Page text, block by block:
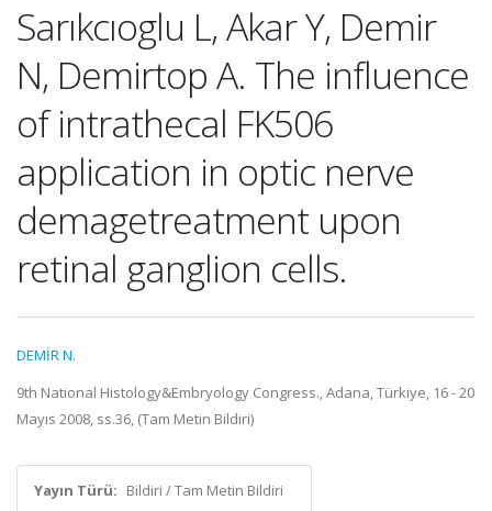
Sarıkcıoglu L, Akar Y, Demir
N, Demirtop A. The influence
of intrathecal FK506
application in optic nerve
demagetreatment upon
retinal ganglion cells.
DEMİR N.
9th National Histology&Embryology Congress., Adana, Türkiye, 16 - 20
Mayıs 2008, ss.36, (Tam Metin Bildiri)
Yayın Türü: Bildiri / Tam Metin Bildiri